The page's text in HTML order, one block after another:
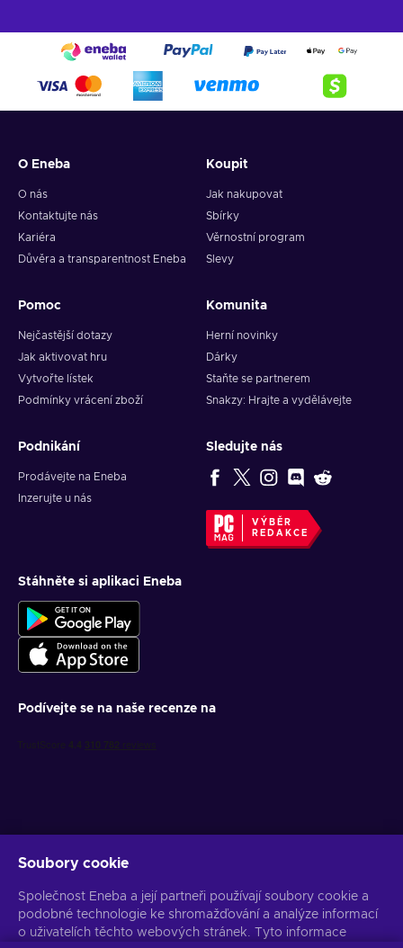
O Eneba
O nás
Kontaktujte nás
Kariéra
Důvěra a transparentnost Eneba
Koupit
Jak nakupovat
Sbírky
Věrnostní program
Slevy
Pomoc
Nejčastější dotazy
Jak aktivovat hru
Vytvořte lístek
Podmínky vrácení zboží
Komunita
Herní novinky
Dárky
Staňte se partnerem
Snakzy: Hrajte a vydělávejte
Podnikání
Prodávejte na Eneba
Inzerujte u nás
Sledujte nás
VÝBĚR
REDAKCE
Stáhněte si aplikaci Eneba
Podívejte se na naše recenze na
Získejte personalizované nabídky her
Předplatit
Z odběru se můžete kdykoli odhlásit. Více informací naleznete v
Soubory cookie
Společnost Eneba a její partneři používají soubory cookie a
podobné technologie ke shromažďování a analýze informací
o uživatelích těchto webových stránek. Tyto informace